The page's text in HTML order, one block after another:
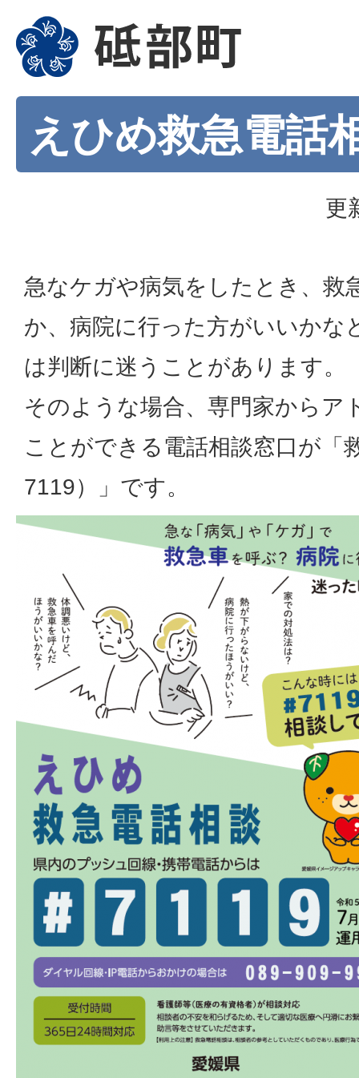
えひめ救急電話
更
急なケガや病気をしたとき、救
か、病院に行った方がいいかな
は判断に迷うことがあります。
そのような場合、専門家からア
ことができる電話相談窓口が「
7119）」です。